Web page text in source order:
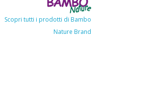
Scopri tutti i prodotti di Bambo
Nature Brand